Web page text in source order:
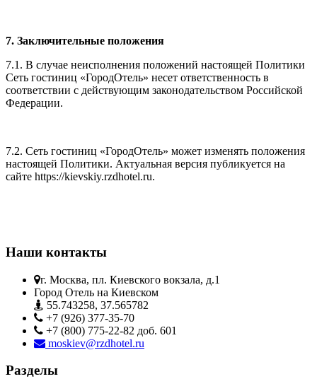
7. Заключительные положения
7.1. В случае неисполнения положений настоящей Политики
Сеть гостиниц «ГородОтель» несет ответственность в
соответствии с действующим законодательством Российской
Федерации.
7.2. Сеть гостиниц «ГородОтель» может изменять положения
настоящей Политики. Актуальная версия публикуется на
сайте https://kievskiy.rzdhotel.ru.
Наши контакты
г. Москва, пл. Киевского вокзала, д.1
Город Отель на Киевском
55.743258, 37.565782
+7 (926) 377-35-70
+7 (800) 775-22-82 доб. 601
moskiev@rzdhotel.ru
Разделы